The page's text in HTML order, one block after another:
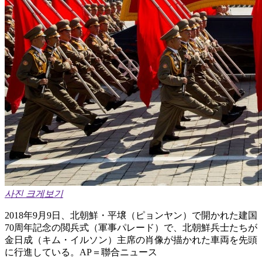
사진 크게보기
2018年9月9日、北朝鮮・平壌（ピョンヤン）で開かれた建国
70周年記念の閲兵式（軍事パレード）で、北朝鮮兵士たちが
金日成（キム・イルソン）主席の肖像が描かれた車両を先頭
に行進している。AP＝聯合ニュース